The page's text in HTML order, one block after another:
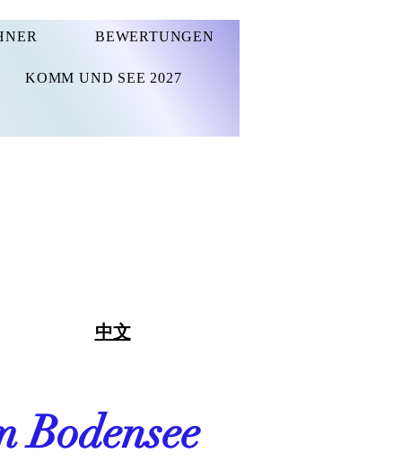
BEWERTUNGEN
KOMM UND SEE 2027
中文
Bodensee